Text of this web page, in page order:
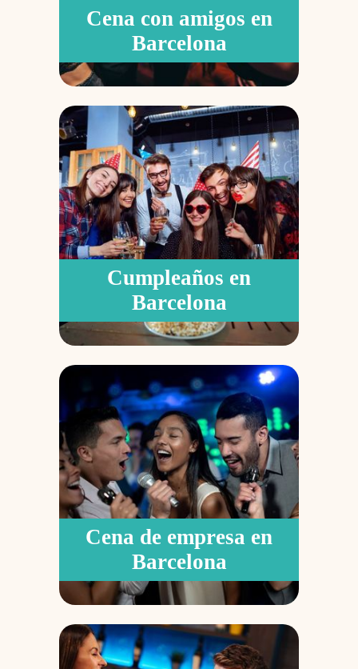
Cena con amigos en
Barcelona
Cumpleaños en
Barcelona
Cena de empresa en
Barcelona